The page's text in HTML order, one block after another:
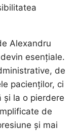
Alexandru
esențiale.
de
pacienților, ci
și la o pierdere
de
și mai